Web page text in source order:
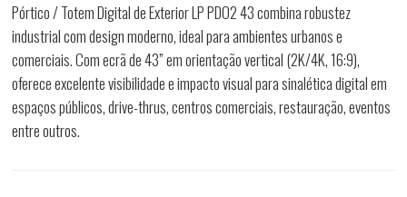
Pórtico / Totem Digital de Exterior LP PDO2 43 combina robustez
industrial com design moderno, ideal para ambientes urbanos e
comerciais. Com ecrã de 43” em orientação vertical (2K/4K, 16:9),
oferece excelente visibilidade e impacto visual para sinalética digital em
espaços públicos, drive-thrus, centros comerciais, restauração, eventos
entre outros.